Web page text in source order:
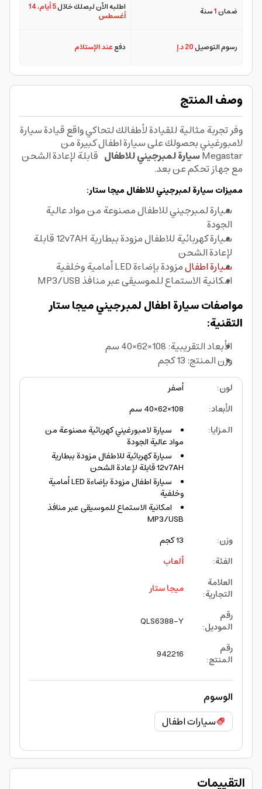
ضمان1سنة اطلبه الآن ليصلك خلال5 أيام ،14
أغسطس
رسوم التوصيل20 د.إ دفععند الإستلام
وصف المنتج
وفر تجربة مثالية للقيادة لأطفالك لتحاكي واقع قيادة سيارة
لامبورغيني بحصولك على سيارة اطفال كبيرة من
Megastarسيارة لمبرجيني للاطفال قابلة لإعادة الشحن
مع جهاز تحكم عن بعد.
مميزات سيارة لمبرجيني للاطفال ميجا ستار:
سيارةلمبرجيني للاطفال مصنوعة من مواد عالية
الجودة
سيارة كهربائية للاطفال مزودة ببطارية 12v7AH قابلة
لإعادة الشحن
سيارة اطفالمزودة بإضاءة LED أمامية وخلفية
امكانية الاستماع للموسيقى عبر منافذ MP3/USB
مواصفات سيارة اطفال لمبرجيني ميجا ستار
التقنية:
الأبعاد التقريبية: 108×62×40 سم
وزن المنتج: 13 كجم
لون:
أصفر
الأبعاد:
108×62×40 سم
المزايا:
سيارة لامبورغيني كهربائية مصنوعة من
مواد عالية الجودة
سيارة كهربائية للاطفال مزودة ببطارية
12v7AH قابلة لإعادة الشحن
سيارة اطفال مزودة بإضاءة LED أمامية
وخلفية
امكانية الاستماع للموسيقى عبر منافذ
MP3/USB
وزن:
13 كجم
الفئة:
ألعاب
العلامة
التجارية:
ميجا ستار
رقم
الموديل:
QLS6388-Y
رقم
المنتج:
942216
الوسوم
سيارات اطفال
التقييمات